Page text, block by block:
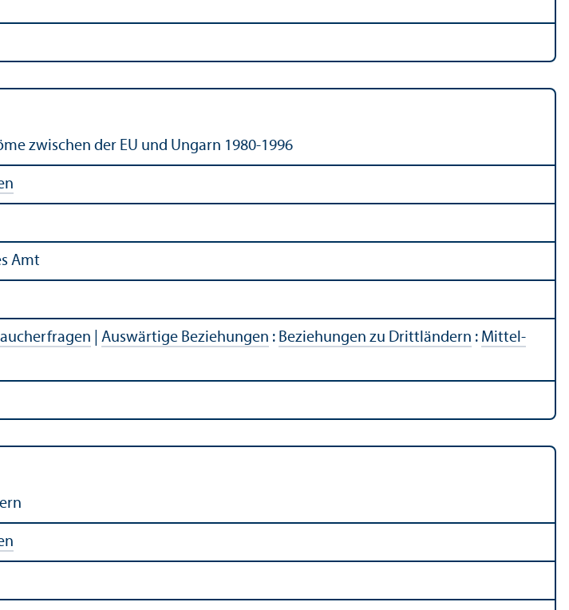
zwischen der EU und Ungarn 1980-1996
Amt
Auswärtige Beziehungen : Beziehungen zu Drittländern : Mittel-